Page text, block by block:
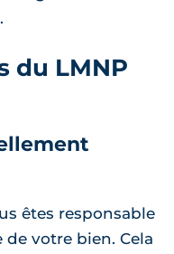
du LMNP
êtes responsable
votre bien. Cela